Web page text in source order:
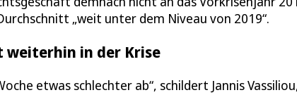
„weit unter dem Niveau von 2019“.
weiterhin in der Krise
etwas schlechter ab“, schildert Jannis